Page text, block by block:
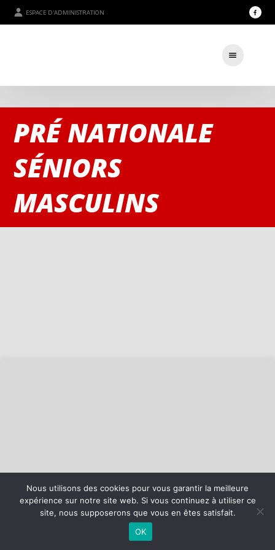
ESPACE D'ADMINISTRATION
PRÉ NATIONALE
SÉNIORS
MASCULINS
©2026 - AS Loon Plage Basket | Site internet réalisé par
MENTIONS LÉGALES
Nous utilisons des cookies pour vous garantir la meilleure
expérience sur notre site web. Si vous continuez à utiliser ce
site, nous supposerons que vous en êtes satisfait.
OK